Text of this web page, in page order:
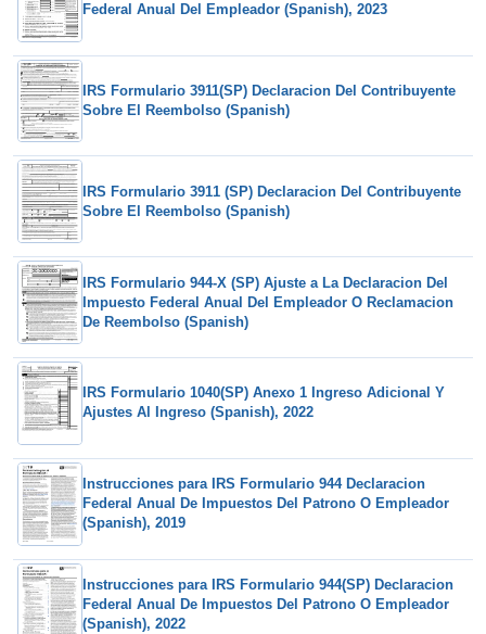
Federal Anual Del Empleador (Spanish), 2023
IRS Formulario 3911(SP) Declaracion Del Contribuyente
Sobre El Reembolso (Spanish)
IRS Formulario 3911 (SP) Declaracion Del Contribuyente
Sobre El Reembolso (Spanish)
IRS Formulario 944-X (SP) Ajuste a La Declaracion Del
Impuesto Federal Anual Del Empleador O Reclamacion
De Reembolso (Spanish)
IRS Formulario 1040(SP) Anexo 1 Ingreso Adicional Y
Ajustes Al Ingreso (Spanish), 2022
Instrucciones para IRS Formulario 944 Declaracion
Federal Anual De Impuestos Del Patrono O Empleador
(Spanish), 2019
Instrucciones para IRS Formulario 944(SP) Declaracion
Federal Anual De Impuestos Del Patrono O Empleador
(Spanish), 2022